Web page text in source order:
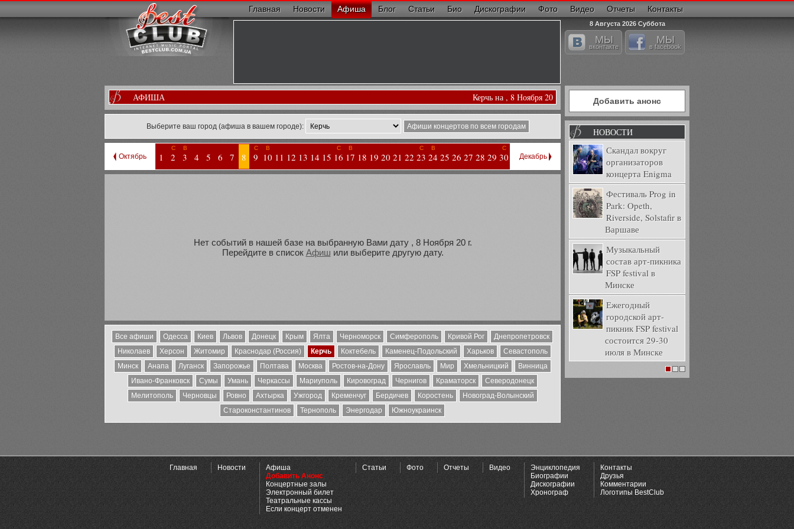
Главная Новости Афиша Блог Статьи Био Дискографии Фото Видео Отчеты Контакты
8 Августа 2026 Суббота
МЫ
вконтакте
МЫ
в facebook
АФИША Керчь на , 8 Ноября 20
Выберите ваш город (афиша в вашем городе): Афиши концертов по всем городам
Октябрь 1
С
2
В
3 4 5 6 7 8
С
9
В
10 11 12 13 14 15
С
16
В
17 18 19 20 21 22
С
23
В
24 25 26 27 28 29
С
30 Декабрь
Нет событий в нашей базе на выбранную Вами дату , 8 Ноября 20 г.
Перейдите в список Афиш или выберите другую дату.
Все афиши Одесса Киев Львов Донецк Крым Ялта Черноморск Симферополь Кривой Рог
Днепропетровск
Николаев
Херсон Житомир Краснодар (Россия) Керчь Коктебель Каменец-Подольский Харьков
Севастополь
Минск
Анапа Луганск Запорожье Полтава Москва Ростов-на-Дону Ярославль Мир Хмельницкий
Винница
Ивано-Франковск
Сумы Умань Черкассы Мариуполь Кировоград Чернигов Краматорск
Северодонецк
Мелитополь
Черновцы Ровно Ахтырка Ужгород Кременчуг Бердичев Коростень
Новоград-Волынский
Староконстантинов
Тернополь Энергодар Южноукраинск
Добавить анонс
НОВОСТИ
Скандал вокруг
организаторов
концерта Enigma
Фестиваль Prog in
Park: Opeth,
Riverside, Solstafir в
Варшаве
Музыкальный
состав арт-пикника
FSP festival в
Минске
Ежегодный
городской арт-
пикник FSP festival
состоится 29-30
июля в Минске
Главная Новости
Афиша
Добавить Анонс
Концертные залы
Электронный билет
Театральные кассы
Если концерт отменен
Статьи Фото Отчеты Видео
Энциклопедия
Биографии
Дискографии
Хронограф
Контакты
Друзья
Комментарии
Логотипы BestClub